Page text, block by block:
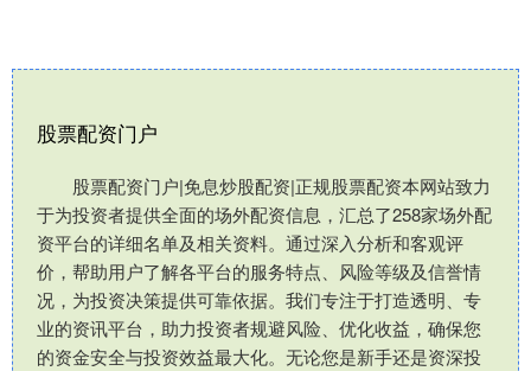
股票配资门户
股票配资门户|免息炒股配资|正规股票配资本网站致力
于为投资者提供全面的场外配资信息，汇总了258家场外配
资平台的详细名单及相关资料。通过深入分析和客观评
价，帮助用户了解各平台的服务特点、风险等级及信誉情
况，为投资决策提供可靠依据。我们专注于打造透明、专
业的资讯平台，助力投资者规避风险、优化收益，确保您
的资金安全与投资效益最大化。无论您是新手还是资深投